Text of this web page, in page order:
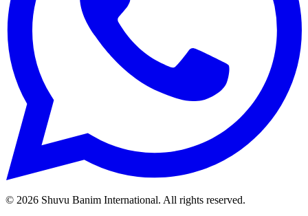
© 2026 Shuvu Banim International. All rights reserved.